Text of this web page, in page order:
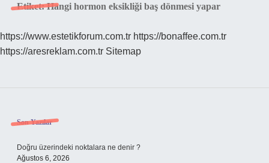
Hakkımızda
Etiket:Hangi hormon eksikliği baş dönmesi yapar
https://www.estetikforum.com.tr https://bonaffee.com.tr
https://aresreklam.com.tr Sitemap
Sidebar
Son Yazılar
Doğru üzerindeki noktalara ne denir ?
Ağustos 6, 2026